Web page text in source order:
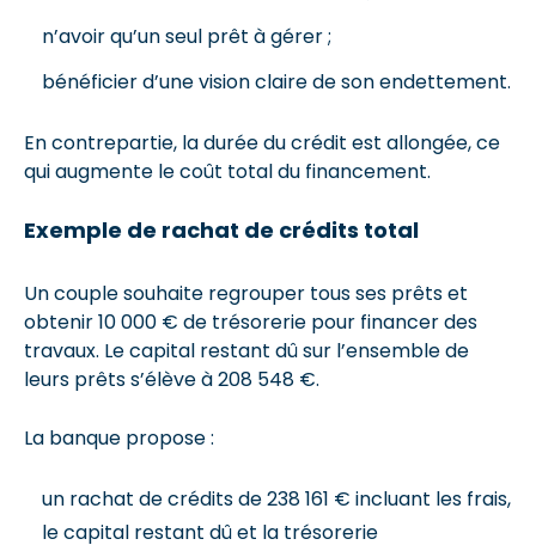
n’avoir qu’un seul prêt à gérer ;
bénéficier d’une vision claire de son endettement.
En contrepartie, la durée du crédit est allongée, ce
qui augmente le coût total du financement.
Exemple de rachat de crédits total
Un couple souhaite regrouper tous ses prêts et
obtenir 10 000 € de trésorerie pour financer des
travaux. Le capital restant dû sur l’ensemble de
leurs prêts s’élève à 208 548 €.
La banque propose :
un rachat de crédits de 238 161 € incluant les frais,
le capital restant dû et la trésorerie